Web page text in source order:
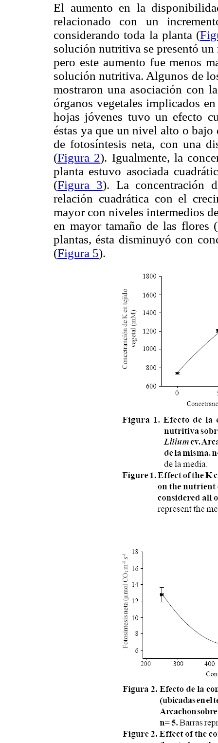
El aumento en la
relacionado con un
considerando toda la planta (
solución nutritiva se presentó
pero este aumento fue menos
solución nutritiva. Algunos de
mostraron una asociación con
órganos vegetales implicados
hojas jóvenes tuvo un efecto
éstas ya que un nivel alto o bajo
de fotosíntesis neta, con una
(Figura 2). Igualmente, la
planta estuvo asociada
(Figura 3). La concentración
relación cuadrática con el
mayor con niveles intermedios
en mayor tamaño de las flores (
plantas, ésta disminuyó con
(Figura 5).